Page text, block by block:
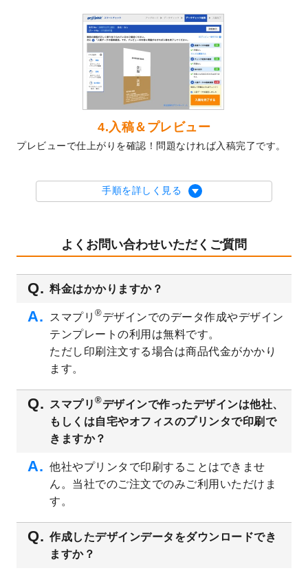
2024年版4月始まりのカレンダーデザイン
テンプレートを公開いたしました。
2024年辰年の年賀ポスターデザインテンプ
レート
を公開いたしました。
箔押し年賀状のデザインテンプレート
開いたしました。
クリアファイル、封筒、うちわにてオリジ
ナルデザインで作成できるようになりまし
た！
を公開いたしました。
2023/9/1
2024年版1月始まりのカレンダーデザイン
オリジナルサイズ、変型サイズで作成でき
るようになりました！
2023/8/18
チケットのデザインテンプレートを追加し
ました。
2023/8/7
【新商品】チケット
が作成できるようにな
りました！
美容・エステのチラシデザインテンプレー
トを追加しました。
いたしました。
2023/6/12
うちわのデザインテンプレート
を公開いた
しました。
を公開いたしました。
2023/5/9
書類カバー（見積書表紙）のデザインテン
追加しました。
2023/4/20
4.入稿＆プレビュー
プレビューで仕上がりを確認！問題なければ入稿完了です。
手順を詳しく見る
よくお問い合わせいただくご質問
料金はかかりますか？
スマプリ ®デザインでのデータ作成やデザイン
テンプレートの利用は無料です。
ただし印刷注文する場合は商品代金がかかり
ます。
スマプリ ®デザインで作ったデザインは他社、
もしくは自宅やオフィスのプリンタで印刷で
きますか？
他社やプリンタで印刷することはできませ
ん。当社でのご注文でのみご利用いただけま
す。
作成したデザインデータをダウンロードでき
ますか？